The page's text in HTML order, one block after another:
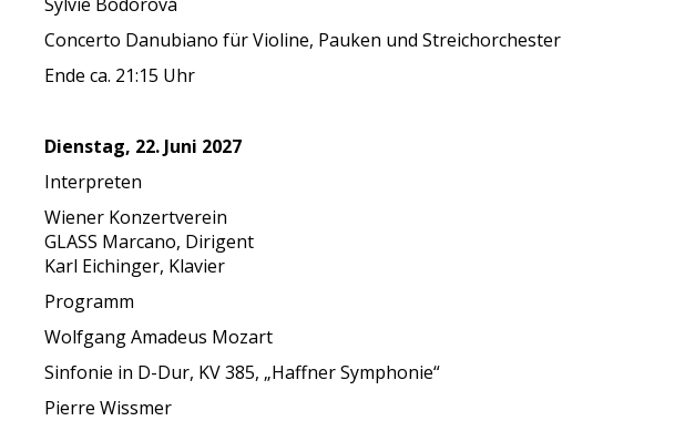
Concerto Danubiano für Violine, Pauken und Streichorchester
Ende ca. 21:15 Uhr
Dienstag, 22. Juni 2027
Interpreten
Wiener Konzertverein
GLASS Marcano, Dirigent
Karl Eichinger, Klavier
Programm
Wolfgang Amadeus Mozart
Sinfonie in D-Dur, KV 385, „Haffner Symphonie“
Pierre Wissmer